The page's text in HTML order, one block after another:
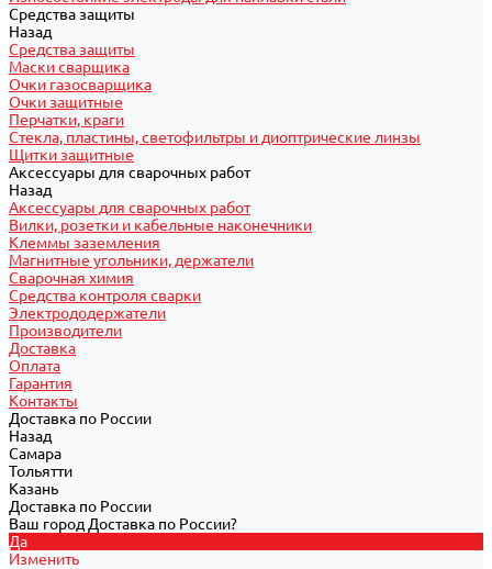
Средства защиты
Назад
Средства защиты
Маски сварщика
Очки газосварщика
Очки защитные
Перчатки, краги
Стекла, пластины, светофильтры и диоптрические линзы
Щитки защитные
Аксессуары для сварочных работ
Назад
Аксессуары для сварочных работ
Вилки, розетки и кабельные наконечники
Клеммы заземления
Магнитные угольники, держатели
Сварочная химия
Средства контроля сварки
Электрододержатели
Производители
Доставка
Оплата
Гарантия
Контакты
Доставка по России
Назад
Самара
Тольятти
Казань
Доставка по России
Ваш город Доставка по России?
Да
Изменить